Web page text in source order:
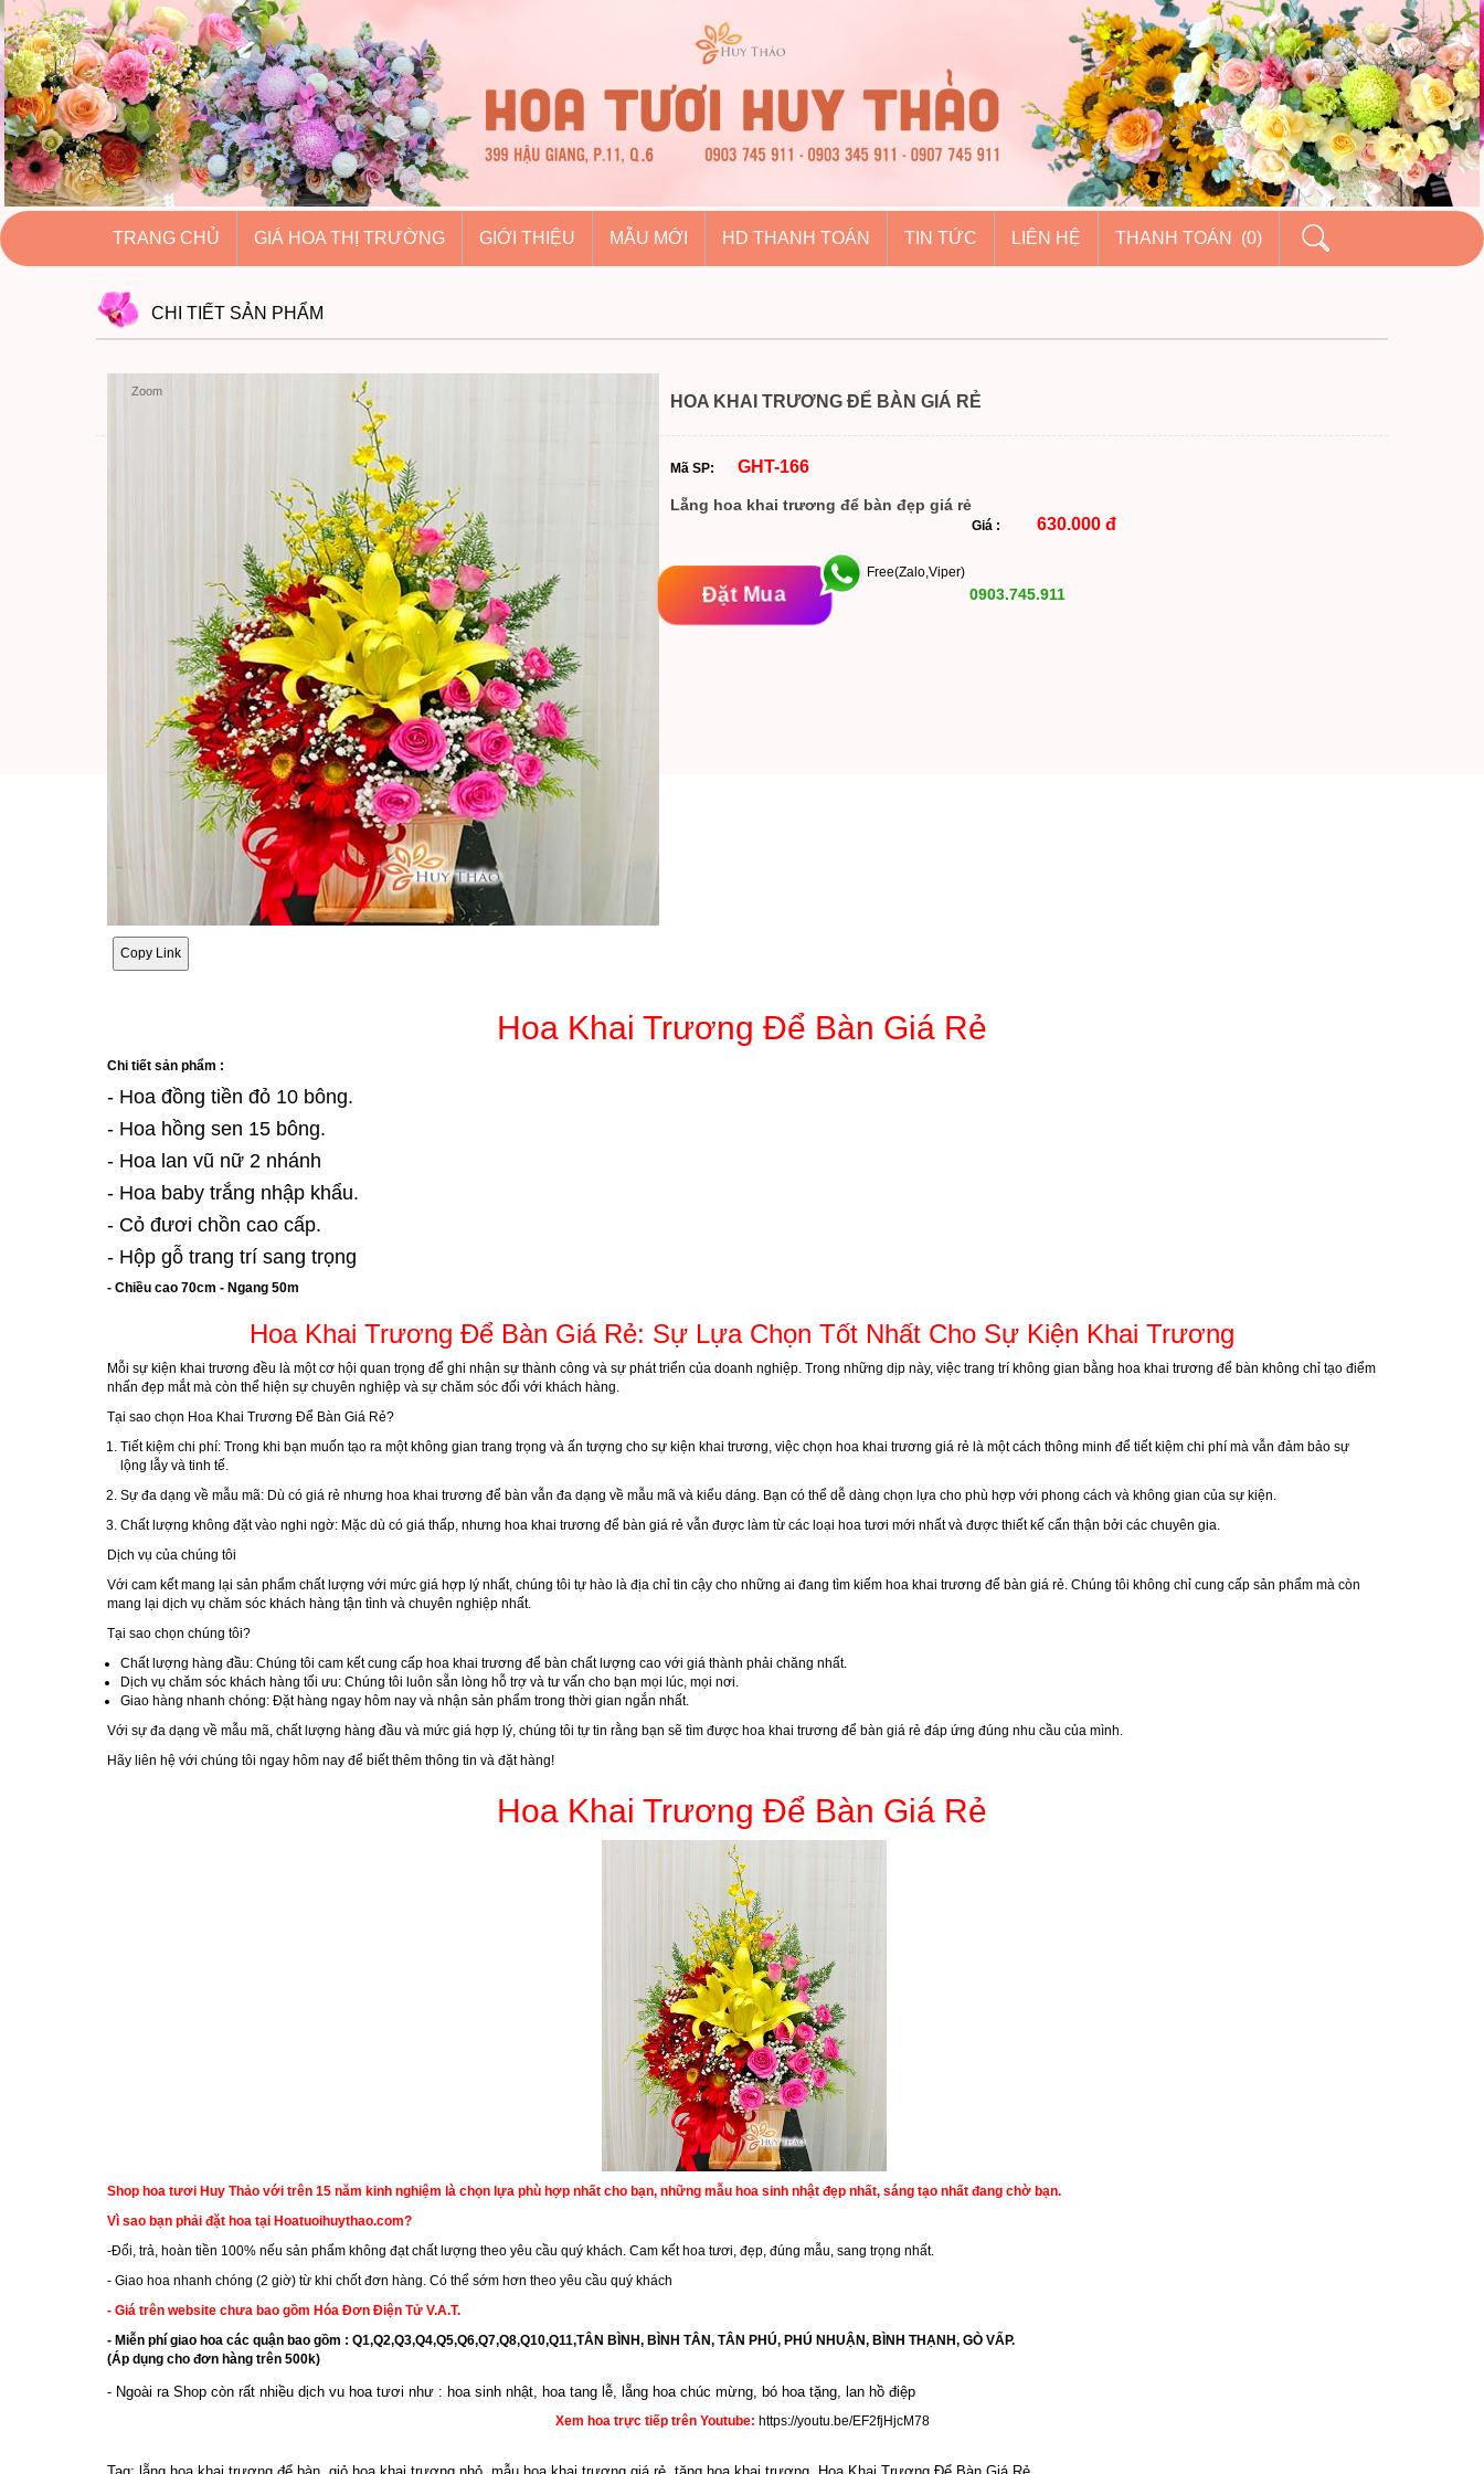
hoatuoihuythao.com
hoatuoihuythao.com
//hoatuoihuythao.com/
TRANG CHỦ GIÁ HOA THỊ TRƯỜNG GIỚI THIỆU MẪU MỚI HD THANH TOÁN TIN TỨC LIÊN HỆ THANH TOÁN (0)
CHI TIẾT SẢN PHẨM
Zoom
Copy Link
HOA KHAI TRƯƠNG ĐỂ BÀN GIÁ RẺ
Mã SP: GHT-166
Lẵng hoa khai trương để bàn đẹp giá rẻ
Giá : 630.000 đ
Đặt Mua
Free(Zalo,Viper)
0903.745.911
Hoa Khai Trương Để Bàn Giá Rẻ
Chi tiết sản phẩm :
- Hoa đồng tiền đỏ 10 bông.
- Hoa hồng sen 15 bông.
- Hoa lan vũ nữ 2 nhánh
- Hoa baby trắng nhập khẩu.
- Cỏ đươi chồn cao cấp.
- Hộp gỗ trang trí sang trọng
- Chiều cao 70cm - Ngang 50m
Hoa Khai Trương Để Bàn Giá Rẻ: Sự Lựa Chọn Tốt Nhất Cho Sự Kiện Khai Trương
Mỗi sự kiện khai trương đều là một cơ hội quan trọng để ghi nhận sự thành công và sự phát triển của doanh nghiệp. Trong những dịp này, việc trang trí không gian bằng hoa khai trương để bàn không chỉ tạo điểm
nhấn đẹp mắt mà còn thể hiện sự chuyên nghiệp và sự chăm sóc đối với khách hàng.
Tại sao chọn Hoa Khai Trương Để Bàn Giá Rẻ?
Tiết kiệm chi phí: Trong khi bạn muốn tạo ra một không gian trang trọng và ấn tượng cho sự kiện khai trương, việc chọn hoa khai trương giá rẻ là một cách thông minh để tiết kiệm chi phí mà vẫn đảm bảo sự
lộng lẫy và tinh tế.
Sự đa dạng về mẫu mã: Dù có giá rẻ nhưng hoa khai trương để bàn vẫn đa dạng về mẫu mã và kiểu dáng. Bạn có thể dễ dàng chọn lựa cho phù hợp với phong cách và không gian của sự kiện.
Chất lượng không đặt vào nghi ngờ: Mặc dù có giá thấp, nhưng hoa khai trương để bàn giá rẻ vẫn được làm từ các loại hoa tươi mới nhất và được thiết kế cẩn thận bởi các chuyên gia.
Dịch vụ của chúng tôi
Với cam kết mang lại sản phẩm chất lượng với mức giá hợp lý nhất, chúng tôi tự hào là địa chỉ tin cậy cho những ai đang tìm kiếm hoa khai trương để bàn giá rẻ. Chúng tôi không chỉ cung cấp sản phẩm mà còn
mang lại dịch vụ chăm sóc khách hàng tận tình và chuyên nghiệp nhất.
Tại sao chọn chúng tôi?
Chất lượng hàng đầu: Chúng tôi cam kết cung cấp hoa khai trương để bàn chất lượng cao với giá thành phải chăng nhất.
Dịch vụ chăm sóc khách hàng tối ưu: Chúng tôi luôn sẵn lòng hỗ trợ và tư vấn cho bạn mọi lúc, mọi nơi.
Giao hàng nhanh chóng: Đặt hàng ngay hôm nay và nhận sản phẩm trong thời gian ngắn nhất.
Với sự đa dạng về mẫu mã, chất lượng hàng đầu và mức giá hợp lý, chúng tôi tự tin rằng bạn sẽ tìm được hoa khai trương để bàn giá rẻ đáp ứng đúng nhu cầu của mình.
Hãy liên hệ với chúng tôi ngay hôm nay để biết thêm thông tin và đặt hàng!
Hoa Khai Trương Để Bàn Giá Rẻ
Shop hoa tươi Huy Thảo với trên 15 năm kinh nghiệm là chọn lựa phù hợp nhất cho bạn, những mẫu hoa sinh nhật đẹp nhất, sáng tạo nhất đang chờ bạn.
Vì sao bạn phải đặt hoa tại Hoatuoihuythao.com?
-Đổi, trả, hoàn tiền 100% nếu sản phẩm không đạt chất lượng theo yêu cầu quý khách. Cam kết hoa tươi, đẹp, đúng mẫu, sang trọng nhất.
- Giao hoa nhanh chóng (2 giờ) từ khi chốt đơn hàng. Có thể sớm hơn theo yêu cầu quý khách
- Giá trên website chưa bao gồm Hóa Đơn Điện Tử V.A.T.
- Miễn phí giao hoa các quận bao gồm : Q1,Q2,Q3,Q4,Q5,Q6,Q7,Q8,Q10,Q11,TÂN BÌNH, BÌNH TÂN, TÂN PHÚ, PHÚ NHUẬN, BÌNH THẠNH, GÒ VẤP.
(Áp dụng cho đơn hàng trên 500k)
- Ngoài ra Shop còn rất nhiều dịch vu hoa tươi như : hoa sinh nhật, hoa tang lễ, l ẵng hoa chúc mừng, bó hoa tặng, lan hồ điệp
Xem hoa trực tiếp trên Youtube: https://youtu.be/EF2fjHjcM78